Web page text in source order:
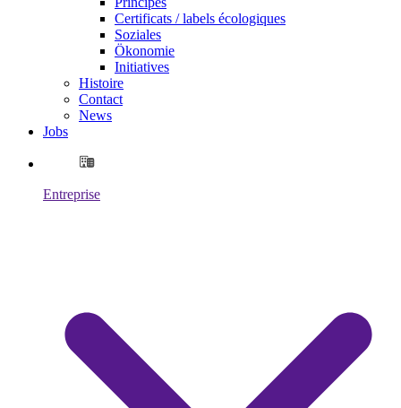
Certificats / labels écologiques
Soziales
Ökonomie
Initiatives
Histoire
Contact
News
Jobs
Entreprise